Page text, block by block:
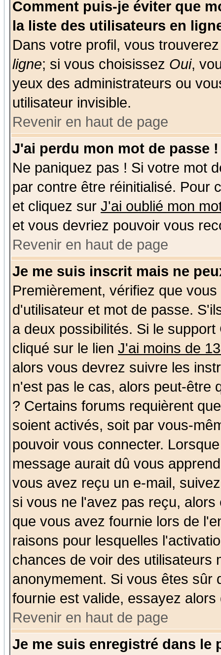
Comment puis-je éviter que
la liste des utilisateurs en
Dans votre profil, vous
ligne; si vous choisissez Oui,
yeux des administrateurs ou
utilisateur invisible.
Revenir en haut de page
J'ai perdu mon mot de passe !
Ne paniquez pas ! Si votre mot
par contre être réinitialisé. Pour
et cliquez sur J'ai oublié mon
et vous devriez pouvoir vous
Revenir en haut de page
Je me suis inscrit mais ne
Premièrement, vérifiez que
d'utilisateur et mot de passe.
a deux possibilités. Si le
cliqué sur le lien J'ai moins de
alors vous devrez suivre les
n'est pas le cas, alors peut-être
? Certains forums requièrent
soient activés, soit par vous-
pouvoir vous connecter.
message aurait dû vous
vous avez reçu un e-mail,
si vous ne l'avez pas reçu,
que vous avez fournie lors de
raisons pour lesquelles
chances de voir des utilisateurs
anonymement. Si vous êtes sûr
fournie est valide, essayez
Revenir en haut de page
Je me suis enregistré dans le